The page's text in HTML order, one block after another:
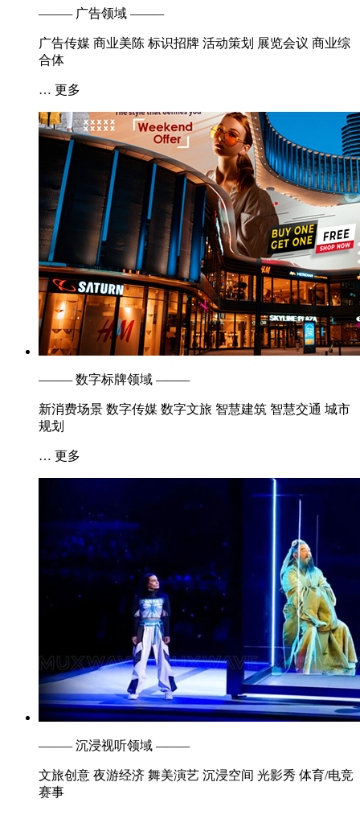
———广告领域 ———
广告传媒 商业美陈 标识招牌 活动策划 展览会议 商业综
合体
… 更多
———数字标牌领域 ———
新消费场景 数字传媒 数字文旅 智慧建筑 智慧交通 城市
规划
… 更多
———沉浸视听领域 ———
文旅创意 夜游经济 舞美演艺 沉浸空间 光影秀 体育/电竞
赛事